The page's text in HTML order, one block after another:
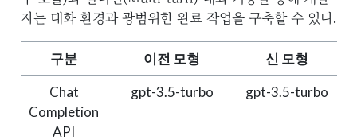
자는 대화 환경과 광범위한 완료 작업을 구축할 수 있다.
구분 이전 모형
신 모형
Chat
Completion
API
gpt-3.5-turbo gpt-3.5-turbo